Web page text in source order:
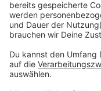
Er habe auch schon
Blindgänger am
Fernsehturm
was er da vor sich